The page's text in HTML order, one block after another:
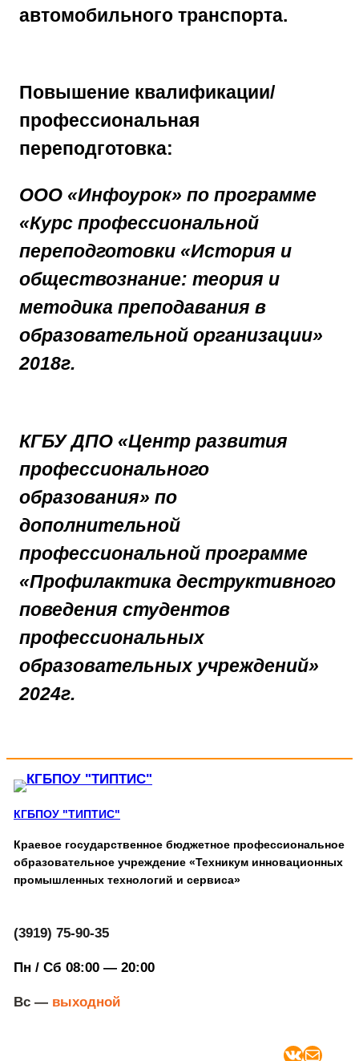
автомобильного транспорта.
Повышение квалификации/
профессиональная
переподготовка:
ООО «Инфоурок» по программе
«Курс профессиональной
переподготовки «История и
обществознание: теория и
методика преподавания в
образовательной организации»
2018г.
КГБУ ДПО «Центр развития
профессионального
образования» по
дополнительной
профессиональной программе
«Профилактика деструктивного
поведения студентов
профессиональных
образовательных учреждений»
2024г.
КГБПОУ "ТИПТИС"
Краевое государственное бюджетное профессиональное
образовательное учреждение «Техникум инновационных
промышленных технологий и сервиса»
(3919) 75-90-35
Пн / Сб 08:00 — 20:00
Вс —выходной
ВКонтакте Почта